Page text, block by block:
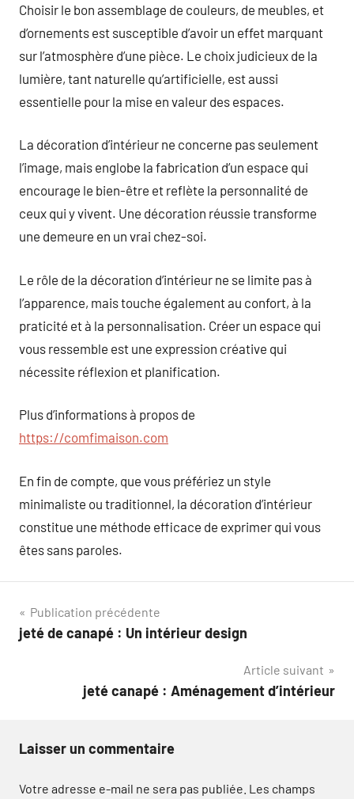
Choisir le bon assemblage de couleurs, de meubles, et
d’ornements est susceptible d’avoir un effet marquant
sur l’atmosphère d’une pièce. Le choix judicieux de la
lumière, tant naturelle qu’artificielle, est aussi
essentielle pour la mise en valeur des espaces.
La décoration d’intérieur ne concerne pas seulement
l’image, mais englobe la fabrication d’un espace qui
encourage le bien-être et reflète la personnalité de
ceux qui y vivent. Une décoration réussie transforme
une demeure en un vrai chez-soi.
Le rôle de la décoration d’intérieur ne se limite pas à
l’apparence, mais touche également au confort, à la
praticité et à la personnalisation. Créer un espace qui
vous ressemble est une expression créative qui
nécessite réflexion et planification.
Plus d’informations à propos de
https://comfimaison.com
En fin de compte, que vous préfériez un style
minimaliste ou traditionnel, la décoration d’intérieur
constitue une méthode efficace de exprimer qui vous
êtes sans paroles.
Navigation
de
Publication précédente
jeté de canapé : Un intérieur design
Article suivant
jeté canapé : Aménagement d’intérieur
Laisser un commentaire
Votre adresse e-mail ne sera pas publiée. Les champs